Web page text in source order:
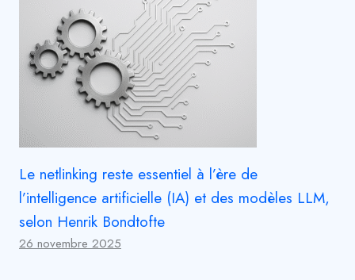
Le netlinking reste essentiel à l’ère de
l’intelligence artificielle (IA) et des modèles LLM,
selon Henrik Bondtofte
26 novembre 2025